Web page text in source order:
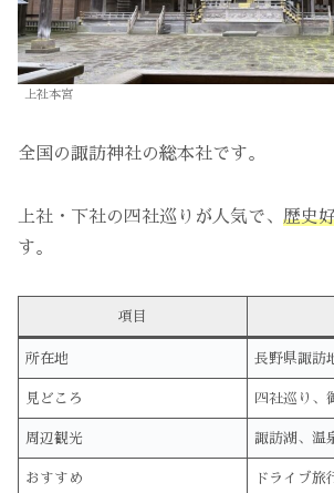
上社本宮
全国の諏訪神社の総本社です。
上社・下社の四社巡りが人気で、 歴史
す。
項目
所在地 長野県諏訪
見どころ 四社巡り、
周辺観光 諏訪湖、温
おすすめ ドライブ旅